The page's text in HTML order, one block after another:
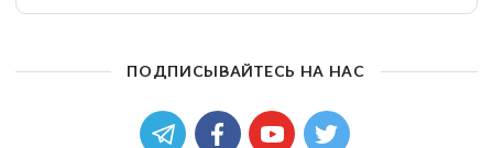
ПОДПИСЫВАЙТЕСЬ НА НАС